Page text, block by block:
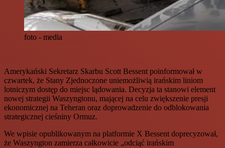
foto - media
Amerykański Sekretarz Skarbu Scott Bessent poinformował w
czwartek, że Stany Zjednoczone uniemożliwią irańskim liniom
lotniczym dostęp do miejsc lądowania. Decyzja ta stanowi element
nowej strategii Waszyngtonu, mającej na celu zwiększenie presji
ekonomicznej na Teheran oraz doprowadzenie do odblokowania
strategicznej cieśniny Ormuz.
We wpisie opublikowanym na platformie X Bessent doprecyzował,
że Waszyngton zamierza całkowicie „odciąć irańskim